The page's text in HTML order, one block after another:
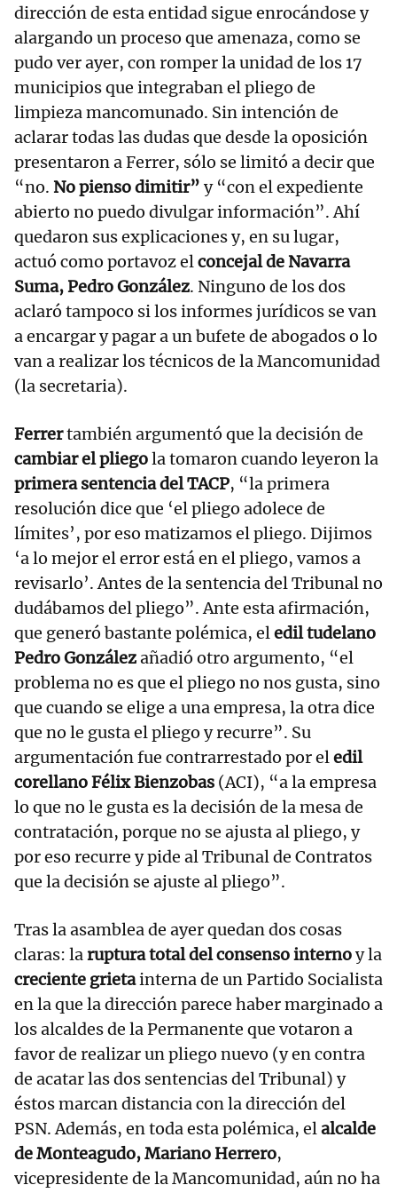
dirección de esta entidad sigue enrocándose y
alargando un proceso que amenaza, como se
pudo ver ayer, con romper la unidad de los 17
municipios que integraban el pliego de
limpieza mancomunado. Sin intención de
aclarar todas las dudas que desde la oposición
presentaron a Ferrer, sólo se limitó a decir que
“no. No pienso dimitir” y “con el expediente
abierto no puedo divulgar información”. Ahí
quedaron sus explicaciones y, en su lugar,
actuó como portavoz elconcejal de Navarra
Suma, Pedro González. Ninguno de los dos
aclaró tampoco si los informes jurídicos se van
a encargar y pagar a un bufete de abogados o lo
van a realizar los técnicos de la Mancomunidad
(la secretaria).
Ferrertambién argumentó que la decisión de
cambiar el pliegola tomaron cuando leyeron la
primera sentencia del TACP, “la primera
resolución dice que ‘el pliego adolece de
límites’, por eso matizamos el pliego. Dijimos
‘a lo mejor el error está en el pliego, vamos a
revisarlo’. Antes de la sentencia del Tribunal no
dudábamos del pliego”. Ante esta afirmación,
que generó bastante polémica, eledil tudelano
Pedro Gonzálezañadió otro argumento, “el
problema no es que el pliego no nos gusta, sino
que cuando se elige a una empresa, la otra dice
que no le gusta el pliego y recurre”. Su
argumentación fue contrarrestado por eledil
corellano Félix Bienzobas (ACI), “a la empresa
lo que no le gusta es la decisión de la mesa de
contratación, porque no se ajusta al pliego, y
por eso recurre y pide al Tribunal de Contratos
que la decisión se ajuste al pliego”.
Tras la asamblea de ayer quedan dos cosas
claras: laruptura total del consenso internoy la
creciente grietainterna de un Partido Socialista
en la que la dirección parece haber marginado a
los alcaldes de la Permanente que votaron a
favor de realizar un pliego nuevo (y en contra
de acatar las dos sentencias del Tribunal) y
éstos marcan distancia con la dirección del
PSN. Además, en toda esta polémica, elalcalde
de Monteagudo, Mariano Herrero,
vicepresidente de la Mancomunidad, aún no ha